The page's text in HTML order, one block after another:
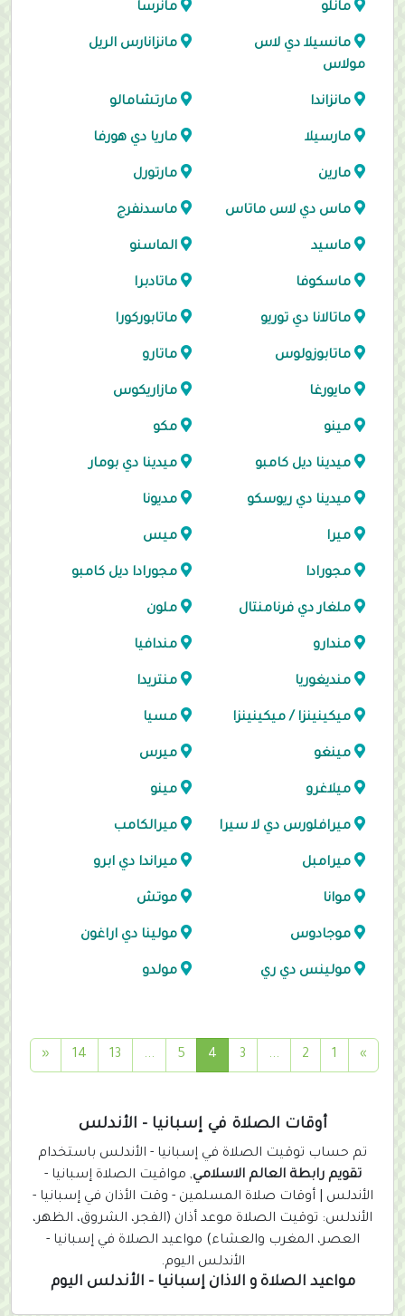
مانلو مانرسا
مانسيلا دي لاس
مولاس
مانزانارس الريل
مانزاندا مارتشامالو
مارسيلا ماريا دي هورفا
مارين مارتورل
ماس دي لاس ماتاس ماسدنفرج
ماسيد الماسنو
ماسكوفا ماتادبرا
ماتالانا دي توريو ماتابوركورا
ماتابوزولوس ماتارو
مايورغا مازاريكوس
مينو مكو
ميدينا ديل كامبو ميدينا دي بومار
ميدينا دي ريوسكو مديونا
ميرا ميس
مجورادا مجورادا ديل كامبو
ملغار دي فرنامنتال ملون
مندارو مندافيا
منديغوريا منتريدا
ميكينينزا / ميكينينزا مسيا
مينغو ميرس
ميلاغرو مينو
ميرافلورس دي لا سيرا ميرالكامب
ميرامبل ميراندا دي ابرو
موانا موتش
موجادوس مولينا دي اراغون
مولينس دي ري مولدو
»
1
2
...
3
4
c
e
5
...
13
14
«
أوقات الصلاة في إسبانيا - الأندلس
تم حساب توقيت الصلاة في إسبانيا - الأندلس باستخدام
تقويم رابطة العالم الاسلامي, مواقيت الصلاة إسبانيا -
الأندلس | أوقات صلاة المسلمين - وقت الأذان في إسبانيا -
الأندلس: توقيت الصلاة موعد أذان (الفجر، الشروق، الظهر،
العصر، المغرب والعشاء) مواعيد الصلاة في إسبانيا -
الأندلس اليوم.
مواعيد الصلاة و الاذان إسبانيا - الأندلس اليوم